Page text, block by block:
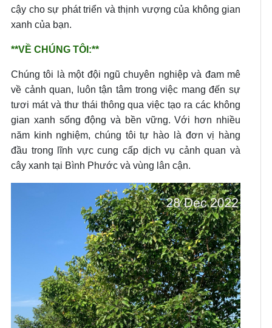
cậy cho sự phát triển và thịnh vượng của không gian
xanh của bạn.
**VỀ CHÚNG TÔI:**
Chúng tôi là một đội ngũ chuyên nghiệp và đam mê
về cảnh quan, luôn tận tâm trong việc mang đến sự
tươi mát và thư thái thông qua việc tạo ra các không
gian xanh sống động và bền vững. Với hơn nhiều
năm kinh nghiệm, chúng tôi tự hào là đơn vị hàng
đầu trong lĩnh vực cung cấp dịch vụ cảnh quan và
cây xanh tại Bình Phước và vùng lân cận.